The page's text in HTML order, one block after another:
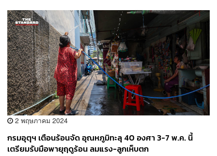
2 พฤษภาคม 2024
กรมอุตุฯ เตือนร้อนจัด อุณหภูมิทะลุ 40 องศา 3-7 พ.ค. นี้
เตรียมรับมือพายุฤดูร้อน ลมแรง-ลูกเห็บตก